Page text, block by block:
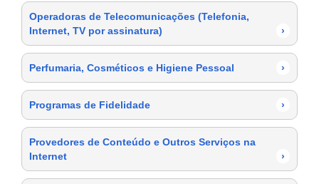
Operadoras de Telecomunicações (Telefonia,
Internet, TV por assinatura)
›
Perfumaria, Cosméticos e Higiene Pessoal ›
Programas de Fidelidade ›
Provedores de Conteúdo e Outros Serviços na
Internet
›